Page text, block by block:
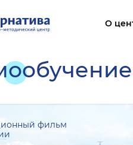
О
фильм